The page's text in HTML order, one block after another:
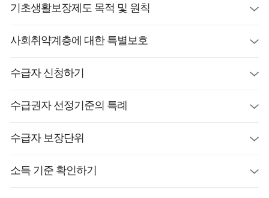
기초생활보장제도 목적 및 원칙
사회취약계층에 대한 특별보호
수급자 신청하기
수급권자 선정기준의 특례
수급자 보장단위
소득 기준 확인하기